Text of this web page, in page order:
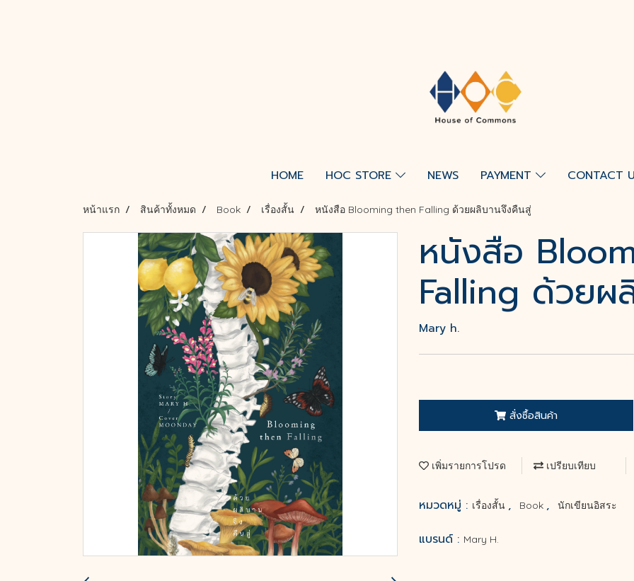
HOME HOC STORE NEWS PAYMENT CONTACT
หน้าแรก สินค้าทั้งหมด Book เรื่องสั้น หนังสือ Blooming then Falling ด้วยผลิบานจึงคืนสู่
หนังสือ
Falling ด้วยผ
Mary h.
สั่งซื้อสินค้า
เพิ่มรายการโปรด เปรียบเทียบ
หมวดหมู่ : เรื่องสั้น , Book , นักเขียนอิสระ
แบรนด์ : Mary H.